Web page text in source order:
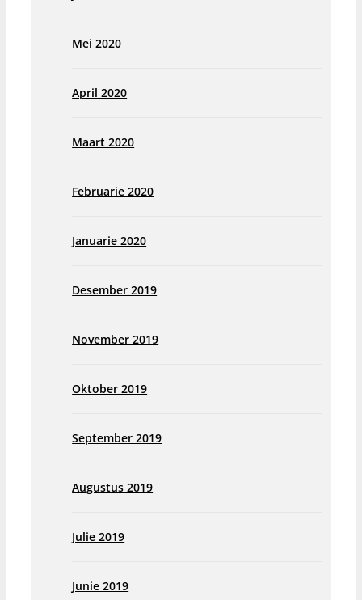
Mei 2020
April 2020
Maart 2020
Februarie 2020
Januarie 2020
Desember 2019
November 2019
Oktober 2019
September 2019
Augustus 2019
Julie 2019
Junie 2019